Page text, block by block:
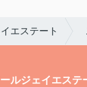
エステート
ルジェイエステ